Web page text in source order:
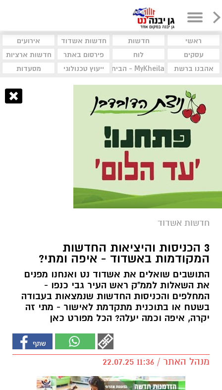
ראשי חדשות חדשות אשדוד
אירועים
עסקים
לוח פירסום באתר
חדשות ארציות
אהבנו ברשת
MyKheila - הבית לעסקים וקהילות ייעוץ טכנולוגי מסעדות
חדשות אשדוד
3 הכניסות והיציאות החדשות
המקודמות באשדוד - איפה ומתי?
התושבים שואלים את אשדוד נט ואנחנו מפנים
את השאלות לממ"ק ראש העיר גבי כנפו -
המחלפים והכניסות החדשות שנמצאות בעבודה
בשטח או בתוכנית מתקדמת לאישור - מתי זה
יקרה, איפה וכמה יעלה? הכל מפורט כאן
מנהל האתר / 11:36 22.07.25